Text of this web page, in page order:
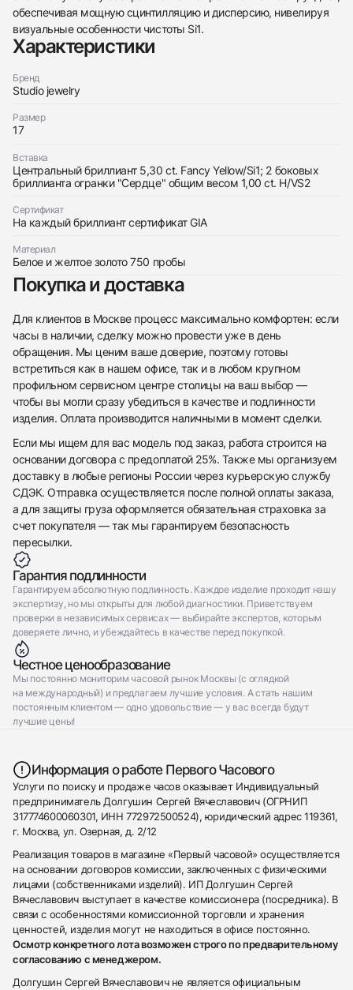
438
285
145
142
205
204
195
150
обеспечивая мощную сцинтилляцию и дисперсию, нивелируя
визуальные особенности чистоты Si1.
Характеристики
Бренд
Studio jewelry
Размер
17
Вставка
Центральный бриллиант 5,30 ct. Fancy Yellow/Si1; 2 боковых
бриллианта огранки "Сердце" общим весом 1,00 ct. H/VS2
Сертификат
На каждый бриллиант сертификат GIA
Материал
Белое и желтое золото 750 пробы
Покупка и доставка
Для клиентов в Москве процесс максимально комфортен: если
часы в наличии, сделку можно провести уже в день
обращения. Мы ценим ваше доверие, поэтому готовы
встретиться как в нашем офисе, так и в любом крупном
профильном сервисном центре столицы на ваш выбор —
чтобы вы могли сразу убедиться в качестве и подлинности
изделия. Оплата производится наличными в момент сделки.
Если мы ищем для вас модель под заказ, работа строится на
основании договора с предоплатой 25%. Также мы организуем
доставку в любые регионы России через курьерскую службу
СДЭК. Отправка осуществляется после полной оплаты заказа,
а для защиты груза оформляется обязательная страховка за
счет покупателя — так мы гарантируем безопасность
пересылки.
Гарантия подлинности
Гарантируем абсолютную подлинность. Каждое изделие проходит нашу
экспертизу, но мы открыты для любой диагностики. Приветствуем
проверки в независимых сервисах — выбирайте экспертов, которым
доверяете лично, и убеждайтесь в качестве перед покупкой.
Честное ценообразование
Мы постоянно мониторим часовой рынок Москвы (с оглядкой
на международный) и предлагаем лучшие условия. А стать нашим
постоянным клиентом — одно удовольствие — у вас всегда будут
лучшие цены!
Информация о работе Первого Часового
Услуги по поиску и продаже часов оказывает Индивидуальный
предприниматель Долгушин Сергей Вячеславович (ОГРНИП
317774600060301, ИНН 772972500524), юридический адрес 119361,
г. Москва, ул. Озерная, д. 2/12
Реализация товаров в магазине «Первый часовой» осуществляется
на основании договоров комиссии, заключенных с физическими
лицами (собственниками изделий). ИП Долгушин Сергей
Вячеславович выступает в качестве комиссионера (посредника). В
связи с особенностями комиссионной торговли и хранения
ценностей, изделия могут не находиться в офисе постоянно.
Осмотр конкретного лота возможен строго по предварительному
согласованию с менеджером.
Долгушин Сергей Вячеславович не является официальным
Купить эти часы
Оставьте ваши контактные данные и мы свяжемся
с вами
Diamond)
Отправить заявку
Трейд-ин часов
с вами
Studio jewelry
Кольцо 5,30 ct. Fancy Yellow/Si1 (Heart
$42,250
Приложите фото ваших часов…
Отправить заявку